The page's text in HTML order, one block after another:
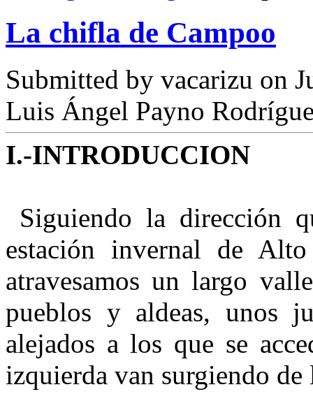
La chifla de Campoo
Submitted by vacarizu on
Luis Ángel Payno
I.-INTRODUCCION
Siguiendo la dirección
estación invernal de
atravesamos un largo
pueblos y aldeas, unos
alejados a los que se
izquierda van surgiendo